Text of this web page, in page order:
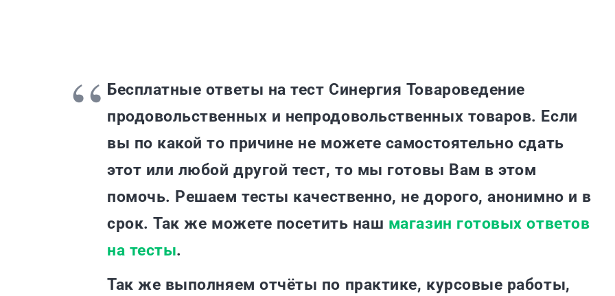
Бесплатные ответы на тест Синергия Товароведение
продовольственных и непродовольственных товаров. Если
вы по какой то причине не можете самостоятельно сдать
этот или любой другой тест, то мы готовы Вам в этом
помочь. Решаем тесты качественно, не дорого, анонимно и в
срок. Так же можете посетить наш магазин готовых ответов
на тесты.
Так же выполняем отчёты по практике, курсовые работы,